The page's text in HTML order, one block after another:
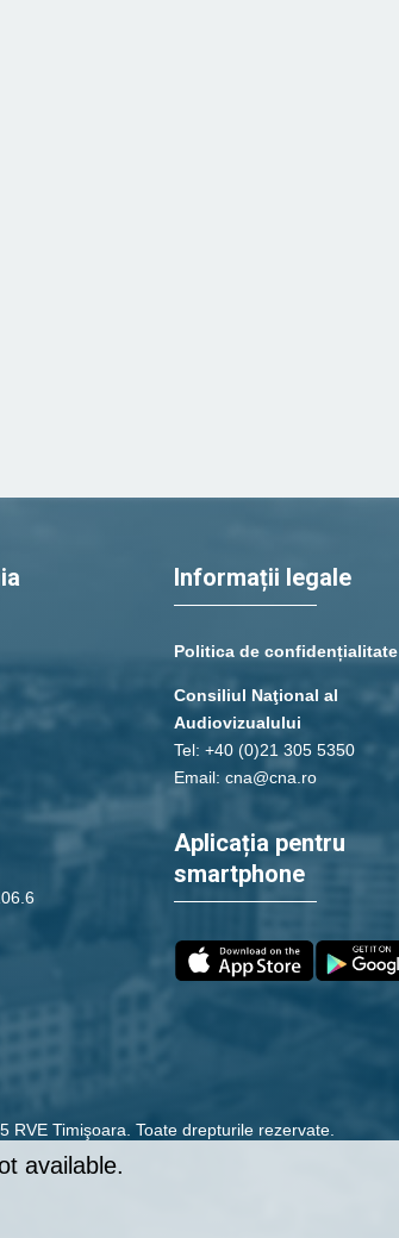
Informații legale
Politica de confidențialitate
Consiliul Naţional al
Audiovizualului
Tel: +40 (0)21 305 5350
Email: cna@cna.ro
Aplicația pentru
smartphone
RVE Timişoara. Toate drepturile rezervate.
available.